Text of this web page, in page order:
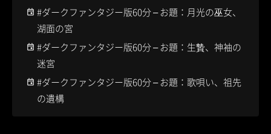
#ダークファンタジー版60分 – お題：月光の巫女、
湖面の宮
#ダークファンタジー版60分 – お題：生贄、神袖の
迷宮
#ダークファンタジー版60分 – お題：歌唄い、祖先
の遺構